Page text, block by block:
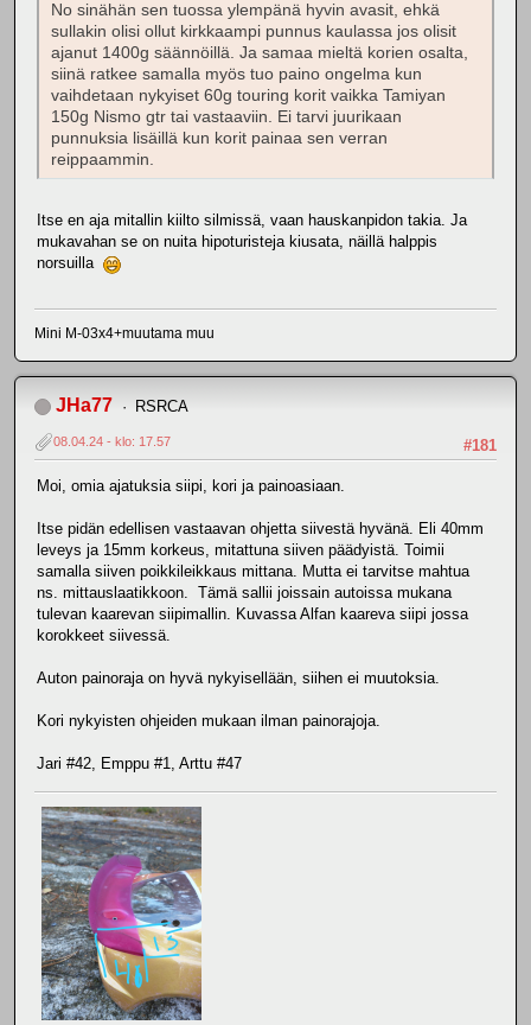
No sinähän sen tuossa ylempänä hyvin avasit, ehkä
sullakin olisi ollut kirkkaampi punnus kaulassa jos olisit
ajanut 1400g säännöillä. Ja samaa mieltä korien osalta,
siinä ratkee samalla myös tuo paino ongelma kun
vaihdetaan nykyiset 60g touring korit vaikka Tamiyan
150g Nismo gtr tai vastaaviin. Ei tarvi juurikaan
punnuksia lisäillä kun korit painaa sen verran
reippaammin.
Itse en aja mitallin kiilto silmissä, vaan hauskanpidon takia. Ja
mukavahan se on nuita hipoturisteja kiusata, näillä halppis
norsuilla
Mini M-03x4+muutama muu
JHa77 RSRCA
#181
08.04.24 - klo: 17.57
Moi, omia ajatuksia siipi, kori ja painoasiaan.
Itse pidän edellisen vastaavan ohjetta siivestä hyvänä. Eli 40mm
leveys ja 15mm korkeus, mitattuna siiven päädyistä. Toimii
samalla siiven poikkileikkaus mittana. Mutta ei tarvitse mahtua
ns. mittauslaatikkoon. Tämä sallii joissain autoissa mukana
tulevan kaarevan siipimallin. Kuvassa Alfan kaareva siipi jossa
korokkeet siivessä.
Auton painoraja on hyvä nykyisellään, siihen ei muutoksia.
Kori nykyisten ohjeiden mukaan ilman painorajoja.
Jari #42, Emppu #1, Arttu #47